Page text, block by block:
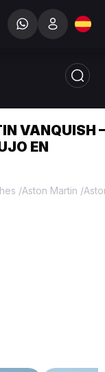
VANQUISH –
EN
/Aston Martin /